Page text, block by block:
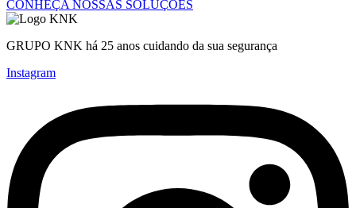
CONHEÇA NOSSAS SOLUÇÕES
GRUPO KNK há 25 anos cuidando da sua segurança
Instagram